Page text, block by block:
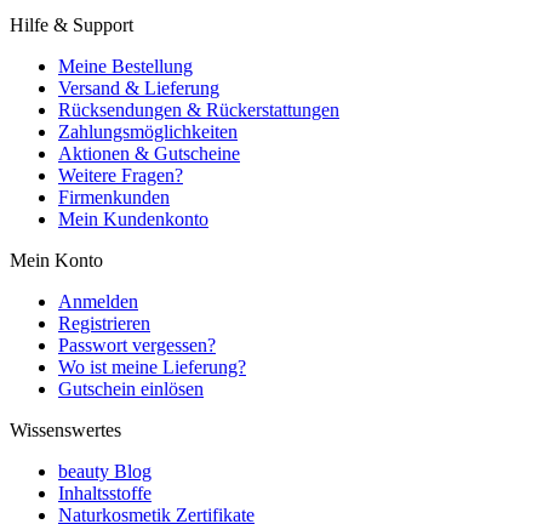
Hilfe & Support
Meine Bestellung
Versand & Lieferung
Rücksendungen & Rückerstattungen
Zahlungsmöglichkeiten
Aktionen & Gutscheine
Weitere Fragen?
Firmenkunden
Mein Kundenkonto
Mein Konto
Anmelden
Registrieren
Passwort vergessen?
Wo ist meine Lieferung?
Gutschein einlösen
Wissenswertes
beauty Blog
Inhaltsstoffe
Naturkosmetik Zertifikate